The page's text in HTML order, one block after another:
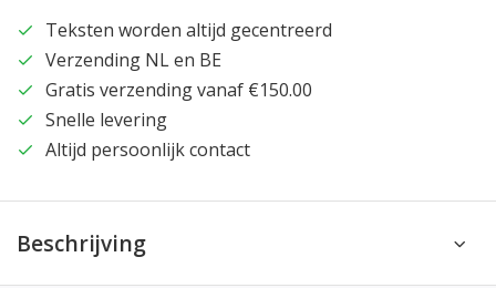
Teksten worden altijd gecentreerd
Verzending NL en BE
Gratis verzending vanaf €150.00
Snelle levering
Altijd persoonlijk contact
Beschrijving